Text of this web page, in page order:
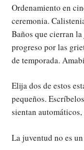
Ordenamiento en
ceremonia.
Baños que cierran
progreso por las
de temporada.
Elija dos de estos
pequeños.
sientan
La juventud no es